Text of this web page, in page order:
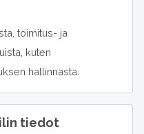
toimitus- ja
kuten
hallinnasta.
tiedot